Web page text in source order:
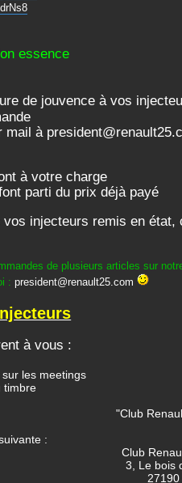
essence
de jouvence à vos
mail à
à votre charge
parti du prix déjà payé
injecteurs remis en état,
de plusieurs articles sur
: president@renault25.com
à vous :
les meetings
timbre
"Club
:
Club
3, Le bois
27190